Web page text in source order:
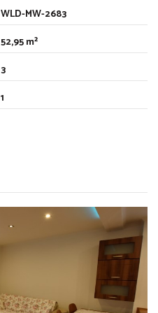
WLD-MW-2683
52,95 m²
3
1